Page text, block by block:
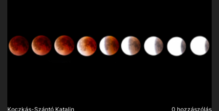
Koczkás-Szántó Katalin 0 hozzászólás